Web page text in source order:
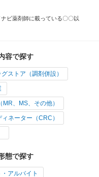
ビ薬剤師に載っている〇〇以
容で探す
グストア（調剤併設）
MR、MS、その他）
ネーター（CRC）
態で探す
アルバイト